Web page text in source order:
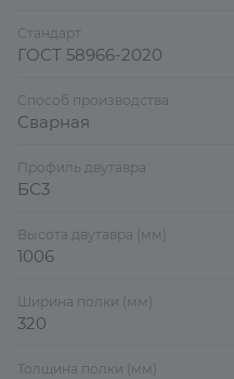
Стандарт
ГОСТ 58966-2020
Способ производства
Сварная
Профиль двутавра
БС3
Высота двутавра (мм)
1006
Ширина полки (мм)
320
Толщина полки (мм)